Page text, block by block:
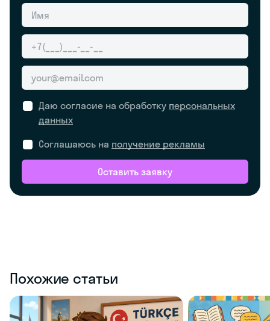
Даю согласие на обработку персональных
данных
Соглашаюсь на получение рекламы
Оставить заявку
Похожие статьи